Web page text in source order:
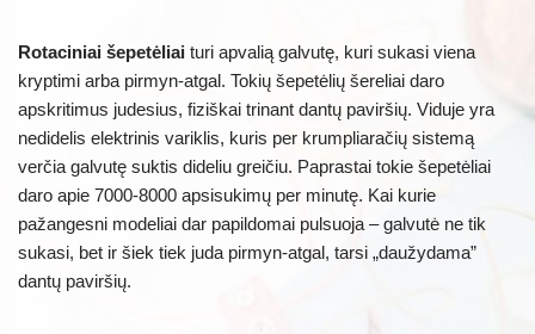
Rotaciniai šepetėliai turi apvalią galvutę, kuri sukasi viena
kryptimi arba pirmyn-atgal. Tokių šepetėlių šereliai daro
apskritimus judesius, fiziškai trinant dantų paviršių. Viduje yra
nedidelis elektrinis variklis, kuris per krumpliaračių sistemą
verčia galvutę suktis dideliu greičiu. Paprastai tokie šepetėliai
daro apie 7000-8000 apsisukimų per minutę. Kai kurie
pažangesni modeliai dar papildomai pulsuoja – galvutė ne tik
sukasi, bet ir šiek tiek juda pirmyn-atgal, tarsi „daužydama”
dantų paviršių.